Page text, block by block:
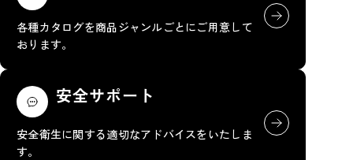
各種カタログを商品ジャンルごとにご用意して
おります。
安全サポート
安全衛生に関する適切なアドバイスをいたしま
す。